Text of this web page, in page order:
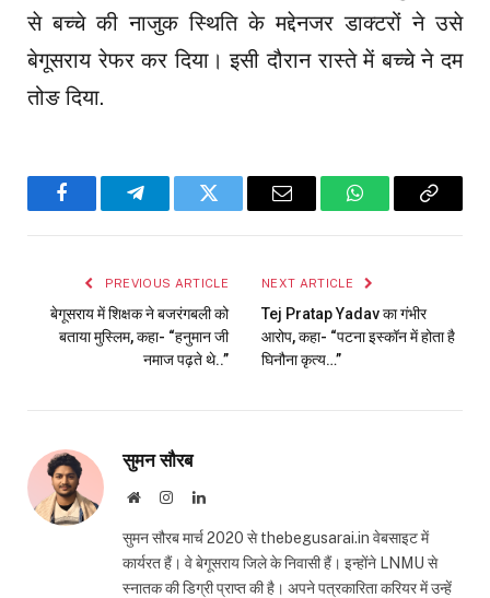
से बच्चे की नाजुक स्थिति के मद्देनजर डाक्टरों ने उसे
बेगूसराय रेफर कर दिया। इसी दौरान रास्ते में बच्चे ने दम
तोङ दिया.
FacebookTelegramTwitter Email WhatsAppCopy
PREVIOUS ARTICLE
बेगूसराय में शिक्षक ने बजरंगबली को
बताया मुस्लिम, कहा- “हनुमान जी
नमाज पढ़ते थे..”
NEXT ARTICLE
Tej Pratap Yadav का गंभीर
आरोप, कहा- “पटना इस्कॉन में होता है
घिनौना कृत्य…”
सुमन सौरब
WebsiteInstagramLinkedIn
सुमन सौरब मार्च 2020 से thebegusarai.in वेबसाइट में
कार्यरत हैं। वे बेगूसराय जिले के निवासी हैं। इन्होंने LNMU से
स्नातक की डिग्री प्राप्त की है। अपने पत्रकारिता करियर में उन्हें